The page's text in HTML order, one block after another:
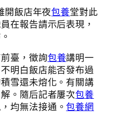
開飯店年夜包養堂對此
在報告請示后表現，
臺，徵詢包養講明一
明白飯店能否發布過
雪還未熔化。有關講
。隨后記者屢次包養
均無法接通。包養網